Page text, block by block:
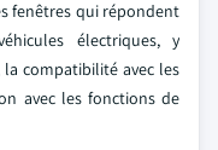
fenêtres qui répondent
électriques, y
compatibilité avec les
avec les fonctions de